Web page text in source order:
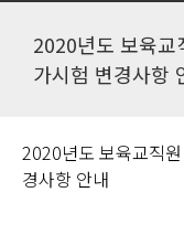
2020년도 보육교
가시험 변경사항
2020년도 보육교직
경사항 안내